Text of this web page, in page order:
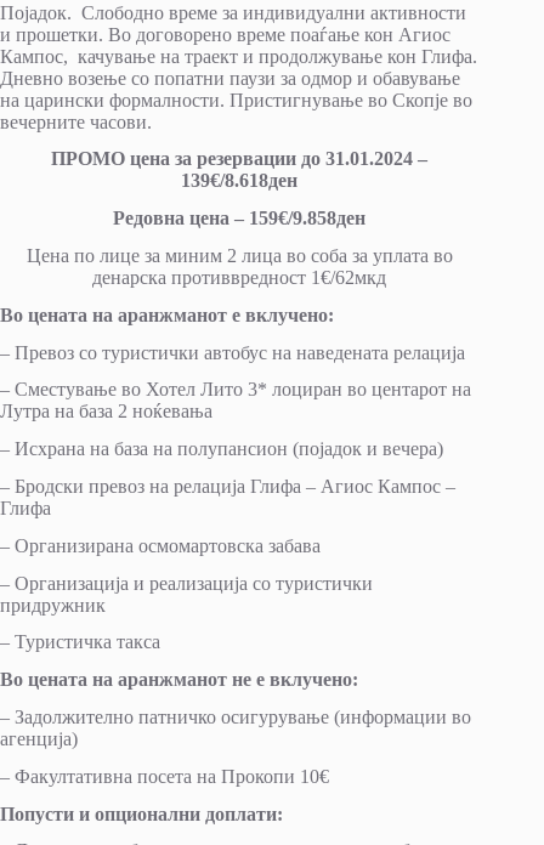
Појадок. Слободно време за индивидуални активности
и прошетки. Во договорено време поаѓање кон Агиос
Кампос, качување на траект и продолжување кон Глифа.
Дневно возење со попатни паузи за одмор и обавување
на царински формалности. Пристигнување во Скопје во
вечерните часови.
ПРОМО цена за резервации до 31.01.2024 –
139€/8.618ден
Редовна цена – 159€/9.858ден
Цена по лице за миним 2 лица во соба за уплата во
денарска противвредност 1€/62мкд
Во цената на аранжманот е вклучено:
– Превоз со туристички автобус на наведената релација
– Сместување во Хотел Лито 3* лоциран во центарот на
Лутра на база 2 ноќевања
– Исхрана на база на полупансион (појадок и вечера)
– Бродски превоз на релација Глифа – Агиос Кампос –
Глифа
– Организирана осмомартовска забава
– Организација и реализација со туристички
придружник
– Туристичка такса
Во цената на аранжманот не е вклучено:
– Задолжително патничко осигурување (информации во
агенција)
– Факултативна посета на Прокопи 10€
Попусти и опционални доплати: